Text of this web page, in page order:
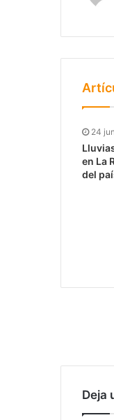
24
en La
del
Deja